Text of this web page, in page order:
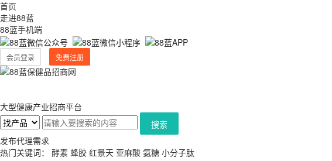
首页
走进88蓝
88蓝手机端
会员登录 免费注册
大型健康产业招商平台
搜索
发布代理需求
热门关键词： 酵素 蜂胶 红景天 亚麻酸 氨糖 小分子肽